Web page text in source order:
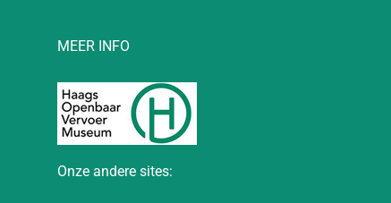
MEER INFO
Onze andere sites: